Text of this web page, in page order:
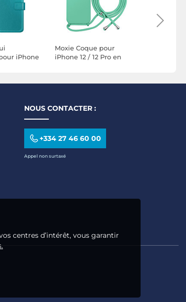
iPhone
Moxie Coque pour
iPhone 12 / 12 Pro en
de Cou Turquoise
Cou
NOUS CONTACTER :
+334 27 46 60 00
Appel non surtaxé
centres d’intérêt, vous garantir